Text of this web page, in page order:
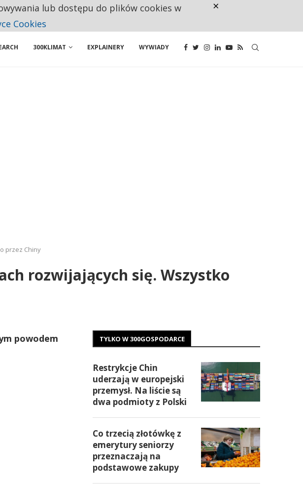
300KLIMAT EXPLAINERY WYWIADY
przez Chiny
rozwijających się. Wszystko
powodem
TYLKO W 300GOSPODARCE
Restrykcje Chin
uderzają w europejski
przemysł. Na liście są
dwa podmioty z Polski
Co trzecią złotówkę z
emerytury seniorzy
przeznaczają na
podstawowe zakupy
lub dostępu do plików cookies w
Cookies
×